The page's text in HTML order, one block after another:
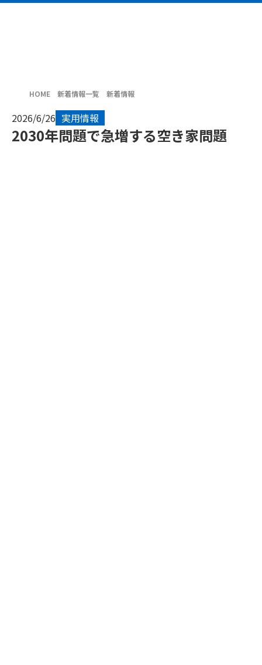
HOME 新着情報一覧 新着情報
2026/6/26 実用情報
2030年問題で急増する空き家問題